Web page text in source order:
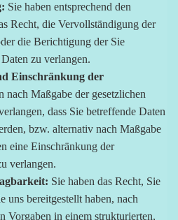
Sie haben entsprechend den
Recht, die Vervollständigung der
die Berichtigung der Sie
zu verlangen.
Einschränkung der
nach Maßgabe der gesetzlichen
dass Sie betreffende Daten
bzw. alternativ nach Maßgabe
eine Einschränkung der
verlangen.
Sie haben das Recht, Sie
uns bereitgestellt haben, nach
Vorgaben in einem strukturierten,